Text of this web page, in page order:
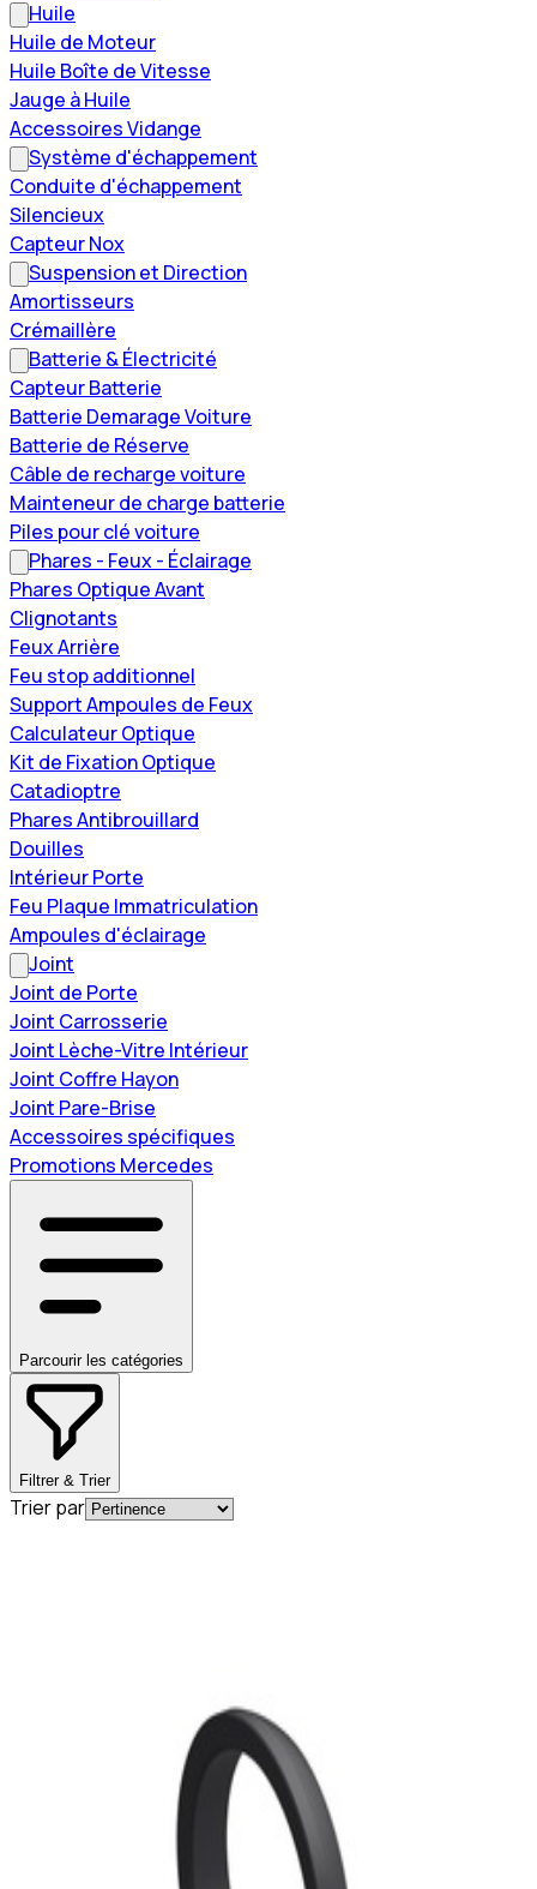
Huile
Huile de Moteur
Huile Boîte de Vitesse
Jauge à Huile
Accessoires Vidange
Système d'échappement
Conduite d'échappement
Silencieux
Capteur Nox
Suspension et Direction
Amortisseurs
Crémaillère
Batterie & Électricité
Capteur Batterie
Batterie Demarage Voiture
Batterie de Réserve
Câble de recharge voiture
Mainteneur de charge batterie
Piles pour clé voiture
Phares - Feux - Éclairage
Phares Optique Avant
Clignotants
Feux Arrière
Feu stop additionnel
Support Ampoules de Feux
Calculateur Optique
Kit de Fixation Optique
Catadioptre
Phares Antibrouillard
Douilles
Intérieur Porte
Feu Plaque Immatriculation
Ampoules d'éclairage
Joint
Joint de Porte
Joint Carrosserie
Joint Lèche-Vitre Intérieur
Joint Coffre Hayon
Joint Pare-Brise
Accessoires spécifiques
Promotions Mercedes
Parcourir les catégories
Filtrer & Trier
Trier par